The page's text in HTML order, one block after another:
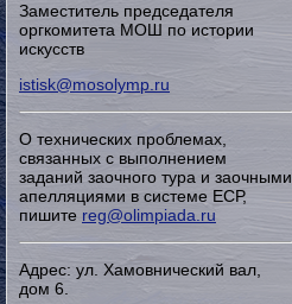
Заместитель председателя
оргкомитета МОШ по истории
искусств
istisk@mosolymp.ru
О технических проблемах,
связанных с выполнением
заданий заочного тура и заочными
апелляциями в системе ЕСР,
пишите reg@olimpiada.ru
Адрес: ул. Хамовнический вал,
дом 6.